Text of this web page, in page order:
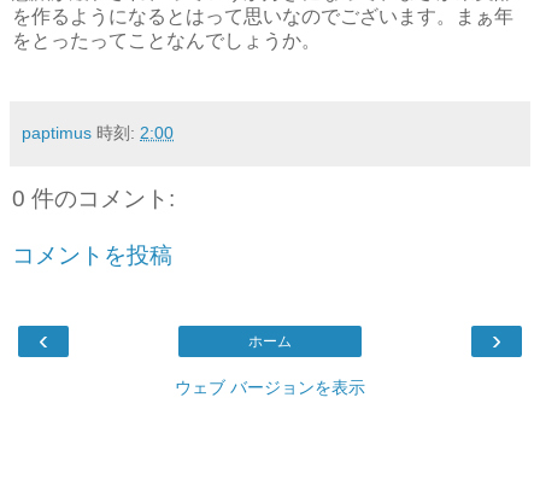
を作るようになるとはって思いなのでございます。まぁ年
をとったってことなんでしょうか。
paptimus 時刻: 2:00
0 件のコメント:
コメントを投稿
‹ ›
ホーム
ウェブ バージョンを表示